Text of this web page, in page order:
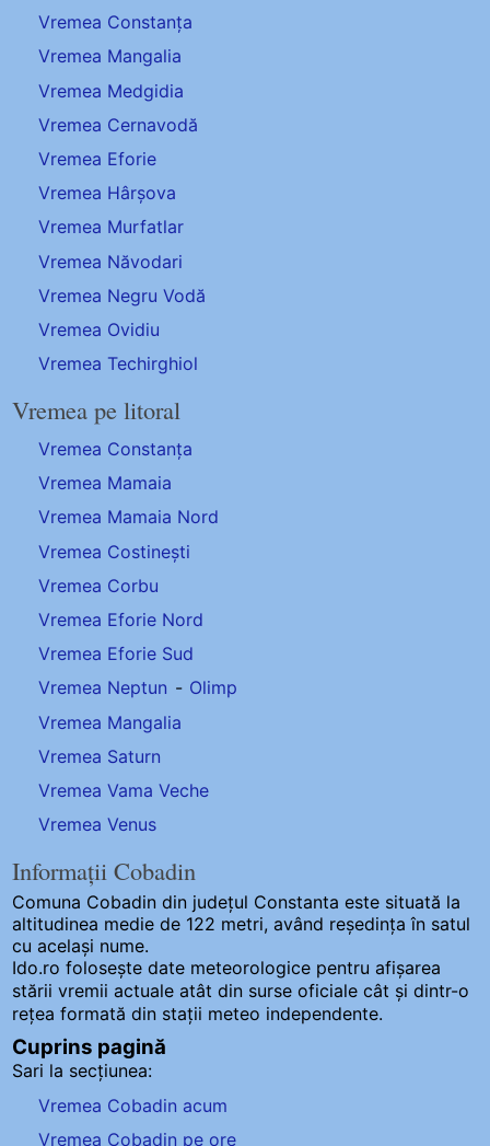
Vremea Constanța
Vremea Mangalia
Vremea Medgidia
Vremea Cernavodă
Vremea Eforie
Vremea Hârșova
Vremea Murfatlar
Vremea Năvodari
Vremea Negru Vodă
Vremea Ovidiu
Vremea Techirghiol
Vremea pe litoral
Vremea Constanța
Vremea Mamaia
Vremea Mamaia Nord
Vremea Costinești
Vremea Corbu
Vremea Eforie Nord
Vremea Eforie Sud
Vremea Neptun - Olimp
Vremea Mangalia
Vremea Saturn
Vremea Vama Veche
Vremea Venus
Informații Cobadin
Comuna Cobadin din județul Constanta este situată la
altitudinea medie de 122 metri, având reședința în satul
cu același nume.
Ido.ro folosește date meteorologice pentru afișarea
stării vremii actuale atât din surse oficiale cât și dintr-o
rețea formată din stații meteo independente.
Cuprins pagină
Sari la secțiunea:
Vremea Cobadin acum
Vremea Cobadin pe ore